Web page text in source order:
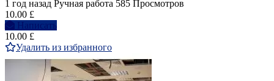
1 год назад Ручная работа 585 Просмотров
10.00 £
Написать
10.00 £
Удалить из избранного